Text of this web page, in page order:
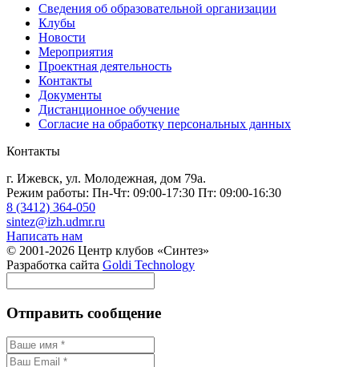
Сведения об образовательной организации
Клубы
Новости
Мероприятия
Проектная деятельность
Контакты
Документы
Дистанционное обучение
Согласие на обработку персональных данных
Контакты
г. Ижевск, ул. Молодежная, дом 79а.
Режим работы: Пн-Чт: 09:00-17:30 Пт: 09:00-16:30
8 (3412) 364-050
sintez@izh.udmr.ru
Написать нам
© 2001-2026 Центр клубов «Синтез»
Разработка сайта Goldi Technology
Отправить сообщение